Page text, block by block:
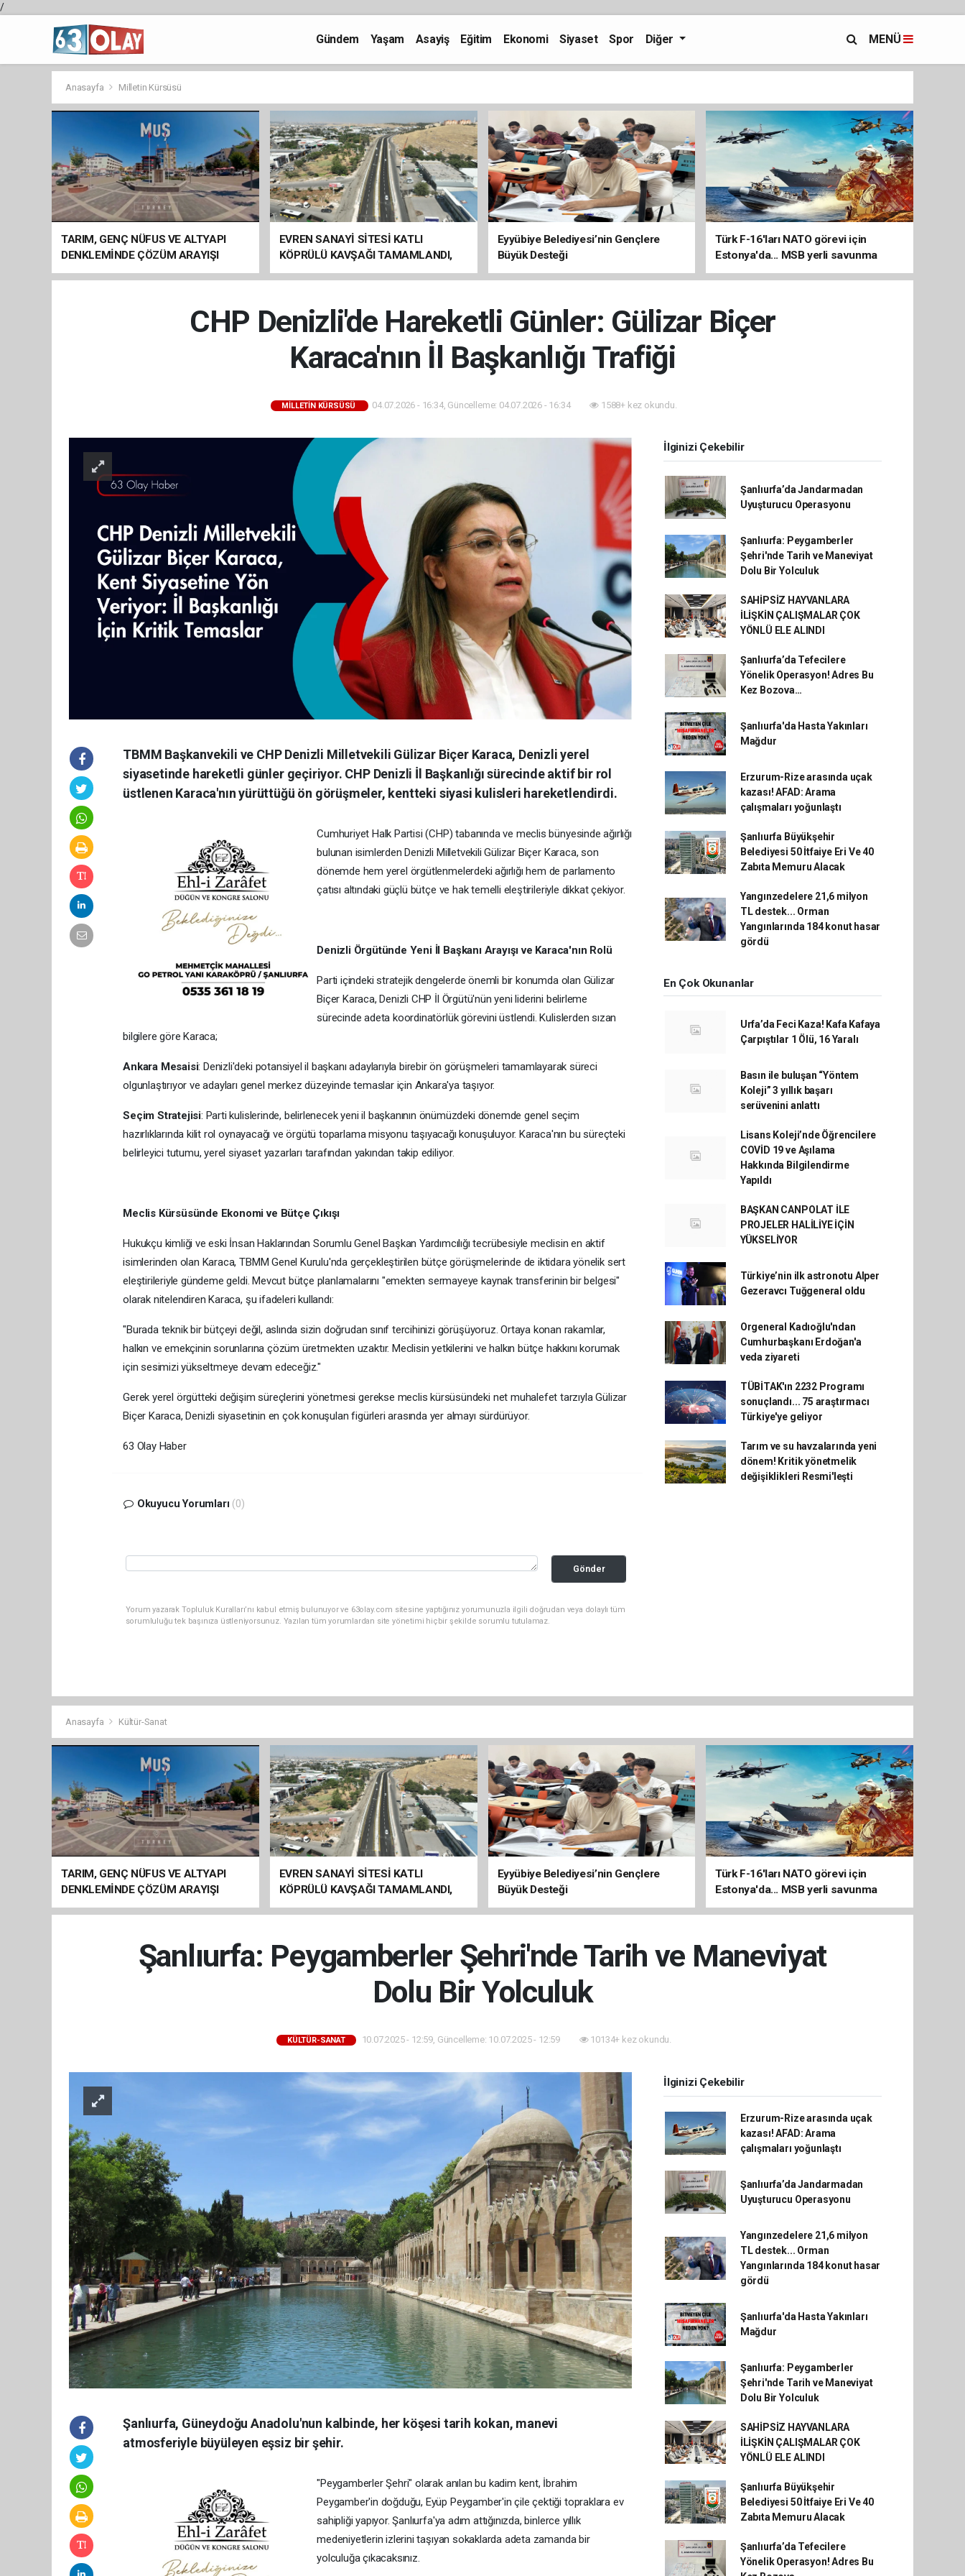
/
Gündem Yaşam Asayiş Eğitim Ekonomi Siyaset Spor Diğer MENÜ
Anasayfa Milletin Kürsüsü
TARIM, GENÇ NÜFUS VE ALTYAPI
DENKLEMİNDE ÇÖZÜM ARAYIŞI
EVREN SANAYİ SİTESİ KATLI
KÖPRÜLÜ KAVŞAĞI TAMAMLANDI,
ARAÇ GEÇİŞLERİ BAŞLADI
Eyyübiye Belediyesi’nin Gençlere
Büyük Desteği
Türk F-16'ları NATO görevi için
Estonya'da... MSB yerli savunma
sistemleriyle güçleniyor
CHP Denizli'de Hareketli Günler: Gülizar Biçer
Karaca'nın İl Başkanlığı Trafiği
MILLETIN KÜRSÜSÜ 04.07.2026 - 16:34, Güncelleme: 04.07.2026 - 16:34 1588+ kez okundu.
TBMM Başkanvekili ve CHP Denizli Milletvekili Gülizar Biçer Karaca, Denizli yerel
siyasetinde hareketli günler geçiriyor. CHP Denizli İl Başkanlığı sürecinde aktif bir rol
üstlenen Karaca'nın yürüttüğü ön görüşmeler, kentteki siyasi kulisleri hareketlendirdi.
Cumhuriyet Halk Partisi (CHP) tabanında ve meclis bünyesinde ağırlığı
bulunan isimlerden Denizli Milletvekili Gülizar Biçer Karaca, son
dönemde hem yerel örgütlenmelerdeki ağırlığı hem de parlamento
çatısı altındaki güçlü bütçe ve hak temelli eleştirileriyle dikkat çekiyor.
Denizli Örgütünde Yeni İl Başkanı Arayışı ve Karaca'nın Rolü
Parti içindeki stratejik dengelerde önemli bir konumda olan Gülizar
Biçer Karaca, Denizli CHP İl Örgütü'nün yeni liderini belirleme
sürecinde adeta koordinatörlük görevini üstlendi. Kulislerden sızan
bilgilere göre Karaca;
Ankara Mesaisi: Denizli'deki potansiyel il başkanı adaylarıyla birebir ön görüşmeleri tamamlayarak süreci
olgunlaştırıyor ve adayları genel merkez düzeyinde temaslar için Ankara'ya taşıyor.
Seçim Stratejisi: Parti kulislerinde, belirlenecek yeni il başkanının önümüzdeki dönemde genel seçim
hazırlıklarında kilit rol oynayacağı ve örgütü toparlama misyonu taşıyacağı konuşuluyor. Karaca'nın bu süreçteki
belirleyici tutumu, yerel siyaset yazarları tarafından yakından takip ediliyor.
Meclis Kürsüsünde Ekonomi ve Bütçe Çıkışı
Hukukçu kimliği ve eski İnsan Haklarından Sorumlu Genel Başkan Yardımcılığı tecrübesiyle meclisin en aktif
isimlerinden olan Karaca, TBMM Genel Kurulu'nda gerçekleştirilen bütçe görüşmelerinde de iktidara yönelik sert
eleştirileriyle gündeme geldi. Mevcut bütçe planlamalarını "emekten sermayeye kaynak transferinin bir belgesi"
olarak nitelendiren Karaca, şu ifadeleri kullandı:
"Burada teknik bir bütçeyi değil, aslında sizin doğrudan sınıf tercihinizi görüşüyoruz. Ortaya konan rakamlar,
halkın ve emekçinin sorunlarına çözüm üretmekten uzaktır. Meclisin yetkilerini ve halkın bütçe hakkını korumak
için sesimizi yükseltmeye devam edeceğiz."
Gerek yerel örgütteki değişim süreçlerini yönetmesi gerekse meclis kürsüsündeki net muhalefet tarzıyla Gülizar
Biçer Karaca, Denizli siyasetinin en çok konuşulan figürleri arasında yer almayı sürdürüyor.
63 Olay Haber
Okuyucu Yorumları (0)
Gönder
Yorum yazarak Topluluk Kuralları’nı kabul etmiş bulunuyor ve 63olay.com sitesine yaptığınız yorumunuzla ilgili doğrudan veya dolaylı tüm
sorumluluğu tek başınıza üstleniyorsunuz. Yazılan tüm yorumlardan site yönetimi hiçbir şekilde sorumlu tutulamaz.
İlginizi Çekebilir
Şanlıurfa’da Jandarmadan
Uyuşturucu Operasyonu
Şanlıurfa: Peygamberler
Şehri'nde Tarih ve Maneviyat
Dolu Bir Yolculuk
SAHİPSİZ HAYVANLARA
İLİŞKİN ÇALIŞMALAR ÇOK
YÖNLÜ ELE ALINDI
Şanlıurfa’da Tefecilere
Yönelik Operasyon! Adres Bu
Kez Bozova…
Şanlıurfa'da Hasta Yakınları
Mağdur
Erzurum-Rize arasında uçak
kazası! AFAD: Arama
çalışmaları yoğunlaştı
Şanlıurfa Büyükşehir
Belediyesi 50 İtfaiye Eri Ve 40
Zabıta Memuru Alacak
Yangınzedelere 21,6 milyon
TL destek... Orman
Yangınlarında 184 konut hasar
gördü
En Çok Okunanlar
Urfa’da Feci Kaza! Kafa Kafaya
Çarpıştılar 1 Ölü, 16 Yaralı
Basın ile buluşan “Yöntem
Koleji” 3 yıllık başarı
serüvenini anlattı
Lisans Koleji’nde Öğrencilere
COVİD 19 ve Aşılama
Hakkında Bilgilendirme
Yapıldı
BAŞKAN CANPOLAT İLE
PROJELER HALİLİYE İÇİN
YÜKSELİYOR
Türkiye’nin ilk astronotu Alper
Gezeravcı Tuğgeneral oldu
Orgeneral Kadıoğlu'ndan
Cumhurbaşkanı Erdoğan'a
veda ziyareti
TÜBİTAK'ın 2232 Programı
sonuçlandı... 75 araştırmacı
Türkiye'ye geliyor
Tarım ve su havzalarında yeni
dönem! Kritik yönetmelik
değişiklikleri Resmi'leşti
Anasayfa Kültür-Sanat
TARIM, GENÇ NÜFUS VE ALTYAPI
DENKLEMİNDE ÇÖZÜM ARAYIŞI
EVREN SANAYİ SİTESİ KATLI
KÖPRÜLÜ KAVŞAĞI TAMAMLANDI,
ARAÇ GEÇİŞLERİ BAŞLADI
Eyyübiye Belediyesi’nin Gençlere
Büyük Desteği
Türk F-16'ları NATO görevi için
Estonya'da... MSB yerli savunma
sistemleriyle güçleniyor
Şanlıurfa: Peygamberler Şehri'nde Tarih ve Maneviyat
Dolu Bir Yolculuk
KÜLTÜR-SANAT 10.07.2025 - 12:59, Güncelleme: 10.07.2025 - 12:59 10134+ kez okundu.
Şanlıurfa, Güneydoğu Anadolu'nun kalbinde, her köşesi tarih kokan, manevi
atmosferiyle büyüleyen eşsiz bir şehir.
"Peygamberler Şehri" olarak anılan bu kadim kent, İbrahim
Peygamber'in doğduğu, Eyüp Peygamber'in çile çektiği topraklara ev
sahipliği yapıyor. Şanlıurfa'ya adım attığınızda, binlerce yıllık
medeniyetlerin izlerini taşıyan sokaklarda adeta zamanda bir
yolculuğa çıkacaksınız.
İlginizi Çekebilir
Erzurum-Rize arasında uçak
kazası! AFAD: Arama
çalışmaları yoğunlaştı
Şanlıurfa’da Jandarmadan
Uyuşturucu Operasyonu
Yangınzedelere 21,6 milyon
TL destek... Orman
Yangınlarında 184 konut hasar
gördü
Şanlıurfa'da Hasta Yakınları
Mağdur
Şanlıurfa: Peygamberler
Şehri'nde Tarih ve Maneviyat
Dolu Bir Yolculuk
SAHİPSİZ HAYVANLARA
İLİŞKİN ÇALIŞMALAR ÇOK
YÖNLÜ ELE ALINDI
Şanlıurfa Büyükşehir
Belediyesi 50 İtfaiye Eri Ve 40
Zabıta Memuru Alacak
Şanlıurfa’da Tefecilere
Yönelik Operasyon! Adres Bu